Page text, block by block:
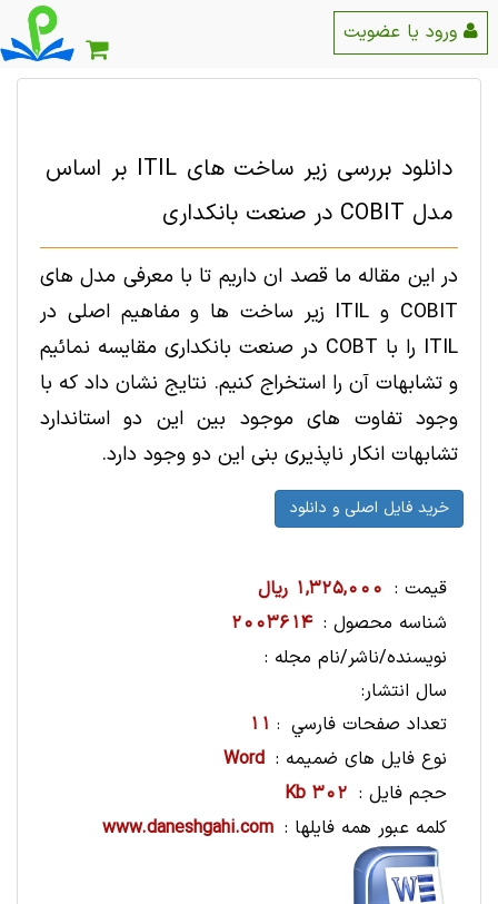
دانلود بررسی زیر ساخت های ITIL بر اساس
مدل COBIT در صنعت بانکداری
در این مقاله ما قصد ان داریم تا با معرفی مدل های
COBIT و ITIL زیر ساخت ها و مفاهیم اصلی در
ITIL را با COBT در صنعت بانکداری مقایسه نمائیم
و تشابهات آن را استخراج کنیم. نتایج نشان داد که با
وجود تفاوت های موجود بین این دو استاندارد
تشابهات انکار ناپذیری بنی این دو وجود دارد.
قیمت : 1,325,000 ریال
شناسه محصول : 2003614
نویسنده/ناشر/نام مجله :
سال انتشار:
تعداد صفحات فارسي :
11
نوع فایل های ضمیمه : Word
حجم فایل : 302 Kb
کلمه عبور همه فایلها : www.daneshgahi.com